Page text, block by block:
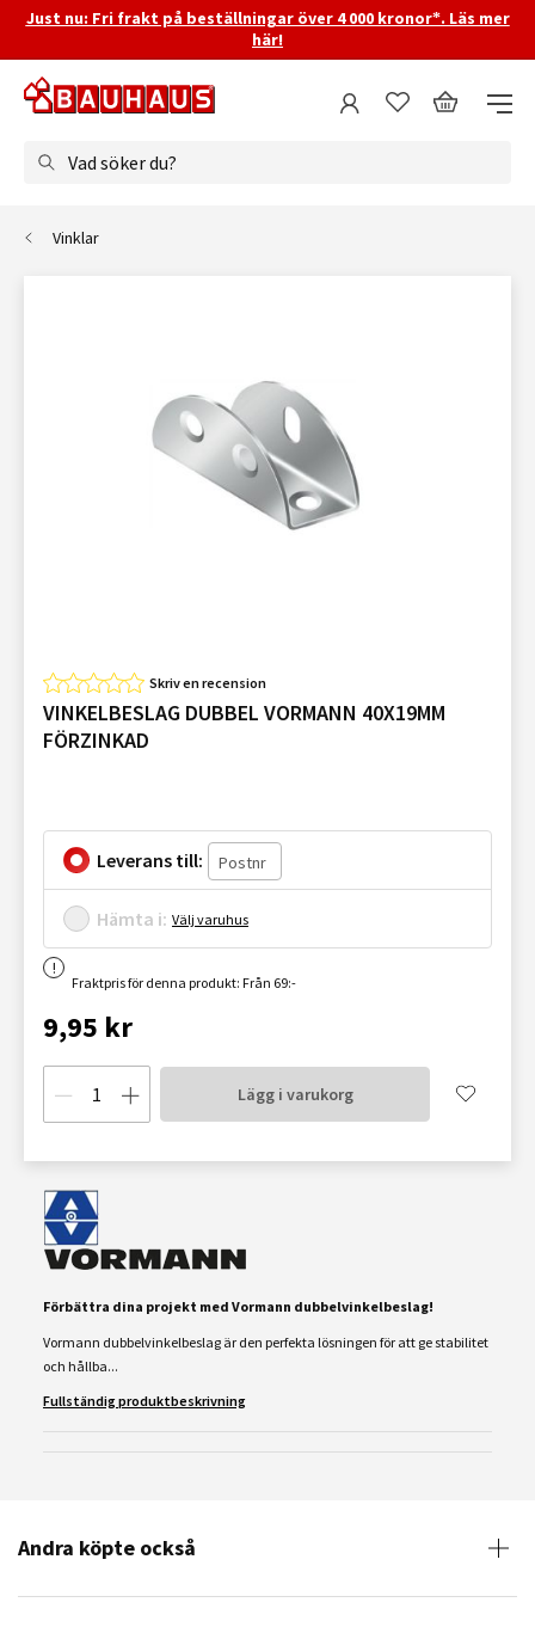
Just nu: Fri frakt på beställningar över 4 000 kronor*. Läs mer
här!
Vad söker du?
Vinklar
Skriv en recension
VINKELBESLAG DUBBEL VORMANN 40X19MM
FÖRZINKAD
Leverans till:
Hämta i: Välj varuhus
Fraktpris för denna produkt: Från 69:-
9,95 kr
Lägg i varukorg
Förbättra dina projekt med Vormann dubbelvinkelbeslag!
Vormann dubbelvinkelbeslag är den perfekta lösningen för att ge stabilitet
och hållba...
Fullständig produktbeskrivning
Andra köpte också